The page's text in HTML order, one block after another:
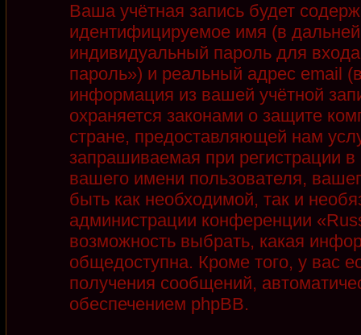
Ваша учётная запись будет
идентифицируемое имя (в
индивидуальный пароль для
пароль») и реальный адрес email
информация из вашей учётной
охраняется законами о защите
стране, предоставляющей нам
запрашиваемая при регистрации
вашего имени пользователя,
быть как необходимой, так и
администрации конференции
возможность выбрать, какая
общедоступна. Кроме того, у вас
получения сообщений,
обеспечением phpBB.